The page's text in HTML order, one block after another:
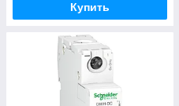
Купить